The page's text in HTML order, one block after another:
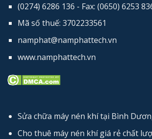
(0274) 6286 136 - Fax: (0650) 6253​
Mã số thuế: 3702233561
namphat@namphattech.vn
www.namphattech.vn
Sửa chữa máy nén khí tại Bình
Cho thuê máy nén khí giá rẻ chất